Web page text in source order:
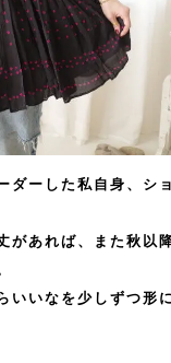
ダーした私自身、シ
があれば、また秋以
いいなを少しずつ形